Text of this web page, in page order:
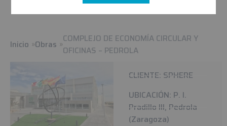
Inicio Obras COMPLEJO DE ECONOMÍA CIRCULAR Y
OFICINAS – PEDROLA
CLIENTE: SPHERE
UBICACIÓN: P. I.
Pradillo III, Pedrola
(Zaragoza)